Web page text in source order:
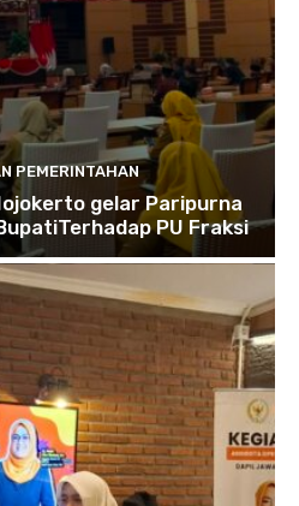
PEMERINTAHAN
gelar Paripurna
PU Fraksi